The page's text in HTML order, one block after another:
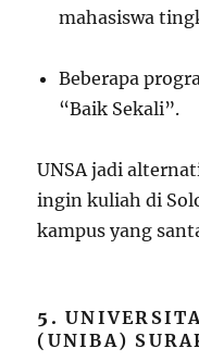
mahasiswa
Beberapa
“Baik Sekali”.
UNSA jadi
ingin kuliah di
kampus yang
5.
(UNIBA)